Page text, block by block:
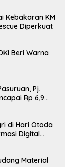
Kebakaran KM
Diperkuat
Beri Warna
Pj.
Rp 6,9
di Hari Otoda
Digital
Material